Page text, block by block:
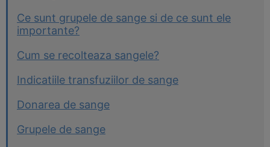
Ce sunt grupele de sange si de ce sunt ele
importante?
Cum se recolteaza sangele?
Indicatiile transfuziilor de sange
Donarea de sange
Grupele de sange